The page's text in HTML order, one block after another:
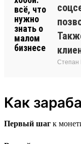
Степан
Как
Первый шаг к